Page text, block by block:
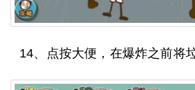
14、点按大便，在爆炸之前将